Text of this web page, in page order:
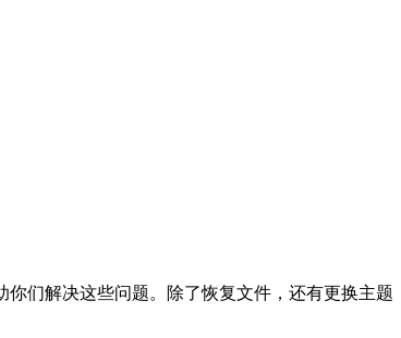
们解决这些问题。除了恢复文件，还有更换主题